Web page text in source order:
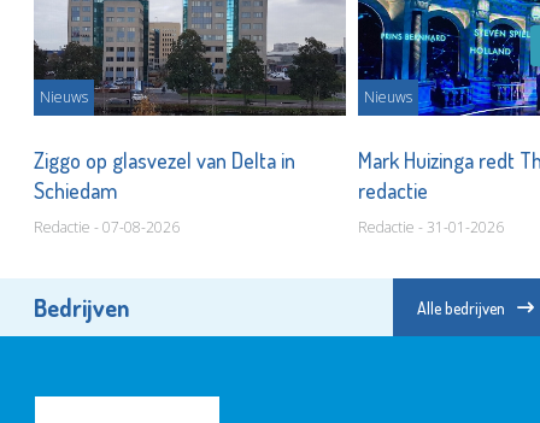
Nieuws
Ziggo op glasvezel van Delta in
Schiedam
Redactie - 07-08-2026
Nieuws
Mark Huizinga redt
redactie
Redactie - 31-01-2026
Bedrijven Alle bedrijven